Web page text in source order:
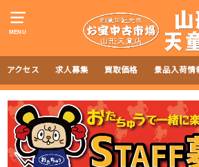
MENU
アクセス 求人募集 買取価格 景品入荷情